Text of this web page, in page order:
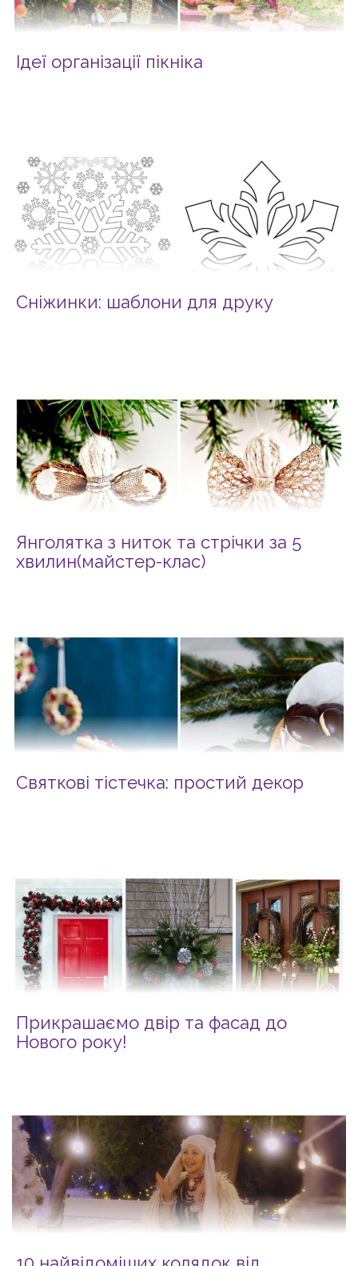
Ідеї організації пікніка
Сніжинки: шаблони для друку
Янголятка з ниток та стрічки за 5
хвилин(майстер-клас)
Святкові тістечка: простий декор
Прикрашаємо двір та фасад до
Нового року!